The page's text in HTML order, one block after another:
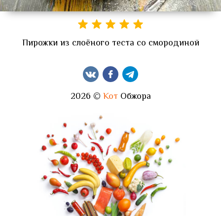
Пирожки из слоёного теста со смородиной
2026 © КотОбжора